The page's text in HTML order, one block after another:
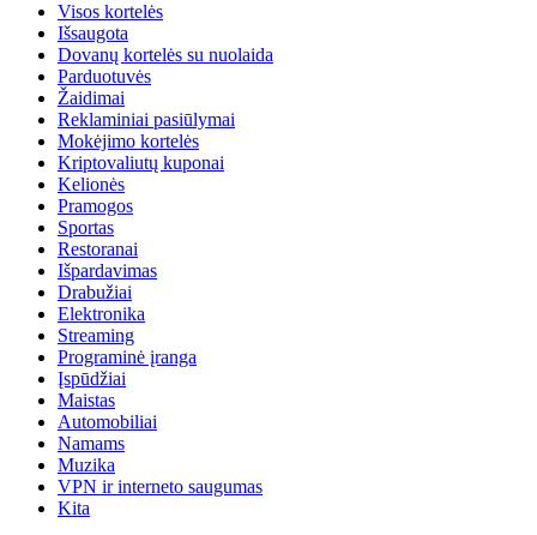
Visos kortelės
Išsaugota
Dovanų kortelės su nuolaida
Parduotuvės
Žaidimai
Reklaminiai pasiūlymai
Mokėjimo kortelės
Kriptovaliutų kuponai
Kelionės
Pramogos
Sportas
Restoranai
Išpardavimas
Drabužiai
Elektronika
Streaming
Programinė įranga
Įspūdžiai
Maistas
Automobiliai
Namams
Muzika
VPN ir interneto saugumas
Kita